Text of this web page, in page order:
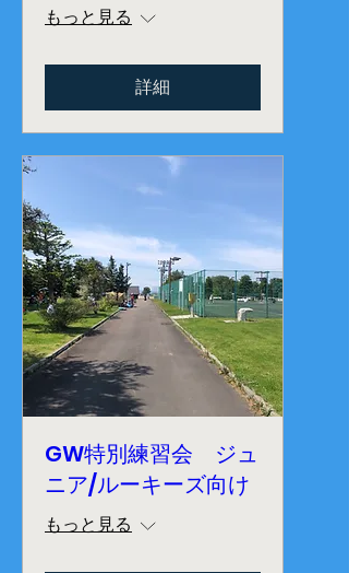
もっと見る
詳細
GW特別練習会 ジュ
ニア/ルーキーズ向け
もっと見る